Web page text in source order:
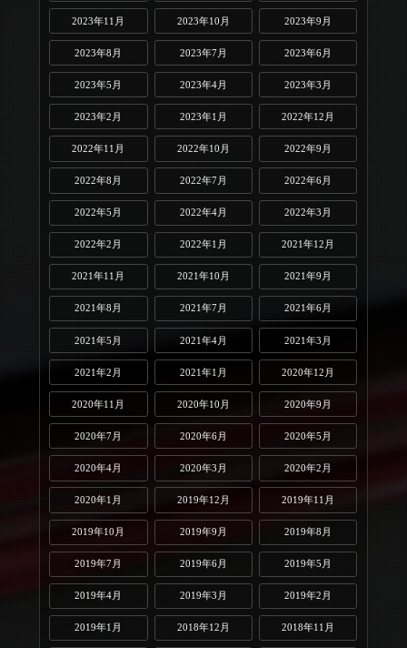
2023年11月 2023年10月 2023年9月
2023年8月 2023年7月 2023年6月
2023年5月 2023年4月 2023年3月
2023年2月 2023年1月 2022年12月
2022年11月 2022年10月 2022年9月
2022年8月 2022年7月 2022年6月
2022年5月 2022年4月 2022年3月
2022年2月 2022年1月 2021年12月
2021年11月 2021年10月 2021年9月
2021年8月 2021年7月 2021年6月
2021年5月 2021年4月 2021年3月
2021年2月 2021年1月 2020年12月
2020年11月 2020年10月 2020年9月
2020年7月 2020年6月 2020年5月
2020年4月 2020年3月 2020年2月
2020年1月 2019年12月 2019年11月
2019年10月 2019年9月 2019年8月
2019年7月 2019年6月 2019年5月
2019年4月 2019年3月 2019年2月
2019年1月 2018年12月 2018年11月